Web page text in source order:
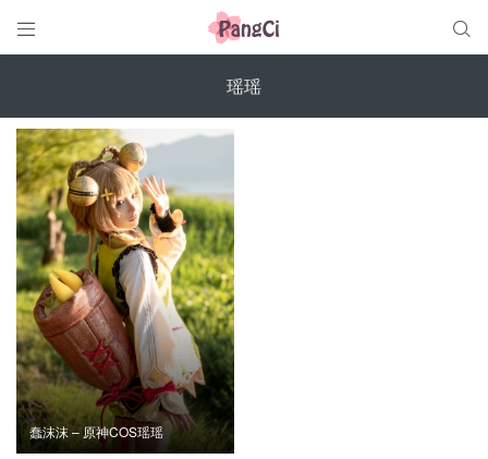
 
瑶瑶
蠢沫沫 – 原神COS瑶瑶